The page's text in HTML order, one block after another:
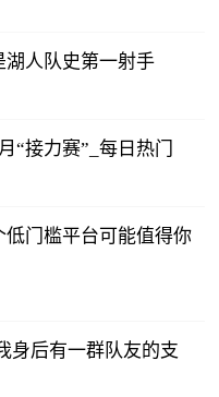
湖人队史第一射手
“接力赛”_每日热门
门槛平台可能值得你
身后有一群队友的支